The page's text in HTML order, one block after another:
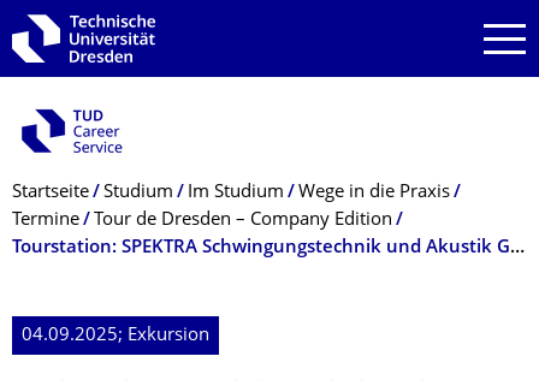
Zur Hauptnavigation springen
Zur Suche springen
Zum Inhalt springen
Breadcrumb-Menü
Startseite Studium Im Studium
Wege in die Praxis
Termine
Tour de Dresden – Company Edition
Tourstation: SPEKTRA Schwingungstechnik und Akustik GmbH Dresden
04.09.2025; Exkursion